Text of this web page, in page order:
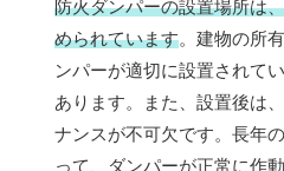
防火ダンパーの設置場所は
められています。建物の所
ンパーが適切に設置されて
あります。また、設置後は
ナンスが不可欠です。長年
って、ダンパーが正常に作